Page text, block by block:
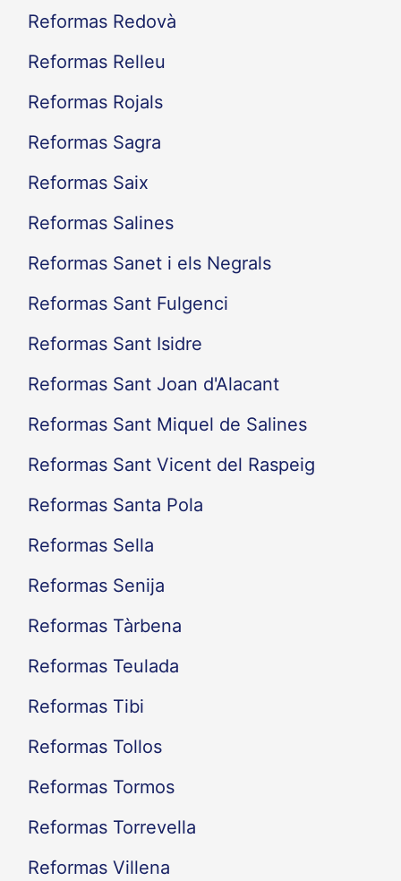
Reformas Redovà
Reformas Relleu
Reformas Rojals
Reformas Sagra
Reformas Saix
Reformas Salines
Reformas Sanet i els Negrals
Reformas Sant Fulgenci
Reformas Sant Isidre
Reformas Sant Joan d'Alacant
Reformas Sant Miquel de Salines
Reformas Sant Vicent del Raspeig
Reformas Santa Pola
Reformas Sella
Reformas Senija
Reformas Tàrbena
Reformas Teulada
Reformas Tibi
Reformas Tollos
Reformas Tormos
Reformas Torrevella
Reformas Villena